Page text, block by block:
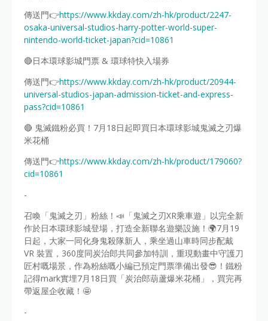
傳送門👉https://www.kkday.com/zh-hk/product/2247-
osaka-universal-studios-harry-potter-world-super-
nintendo-world-ticket-japan?cid=10861
🔴日本環球影城門票 & 環球特快入場券
傳送門👉https://www.kkday.com/zh-hk/product/20944-
universal-studios-japan-admission-ticket-and-express-
pass?cid=10861
🔴 鬼滅鐵粉必買！7月18日起即買日本環球影城鬼滅之刃爆
米花桶
傳送門👉https://www.kkday.com/zh-hk/product/179060?
cid=10861
-
召喚「鬼滅之刃」粉絲！📣「鬼滅之刃XR乘車遊」以完全新
作於日本環球影城登場，打造全新聯名遊樂設施！🌍7月19
日起，大家一同化身鬼殺隊新人，乘坐過山車時同步配戴
VR 裝置，360度同炭治郎共同參加特訓，重現動畫中守護刀
匠村嘅場景，作為粉絲嘅小編已預定門票準備出發😎！鐵粉
記得mark實埋7月18日買「炭治郎葫蘆爆米花桶」，買完再
帶返屋企收藏！🤩
-